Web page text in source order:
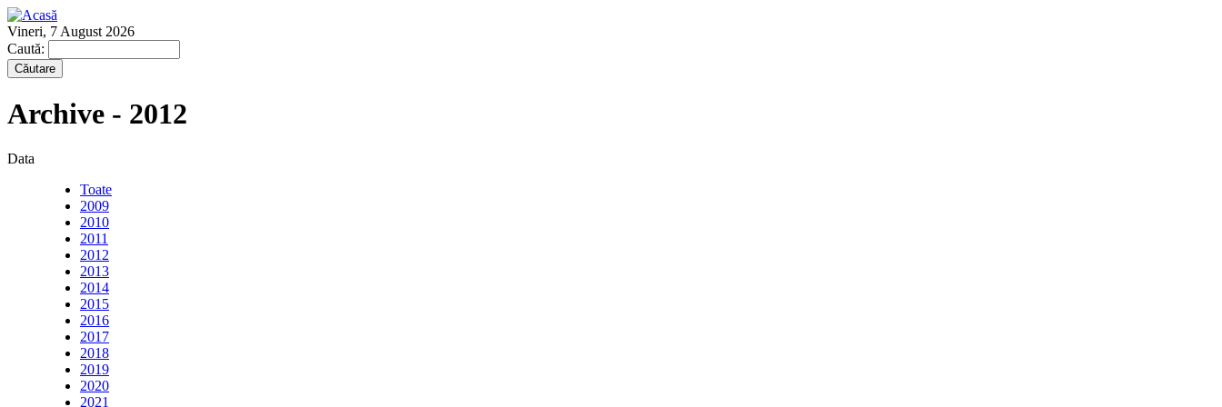
Vineri, 7 August 2026
Caută:
Archive - 2012
Data
Toate
2009
2010
2011
2012
2013
2014
2015
2016
2017
2018
2019
2020
2021